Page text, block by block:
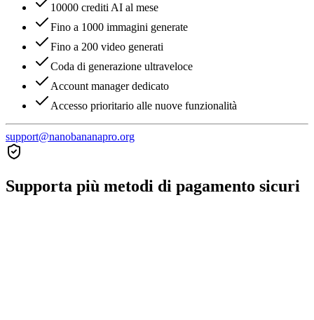
10000 crediti AI al mese
Fino a 1000 immagini generate
Fino a 200 video generati
Coda di generazione ultraveloce
Account manager dedicato
Accesso prioritario alle nuove funzionalità
support@nanobananapro.org
Supporta più metodi di pagamento sicuri